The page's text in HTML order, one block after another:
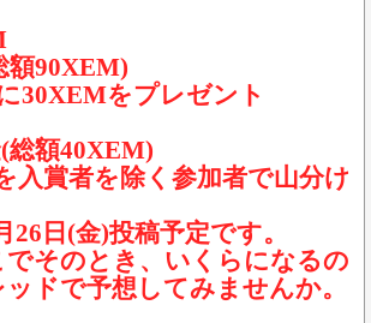
90XEM)
をプレゼント
額40XEM)
賞者を除く参加者で山分け
26日(金)投稿予定です。
そのとき、いくらになるの
ドで予想してみませんか。